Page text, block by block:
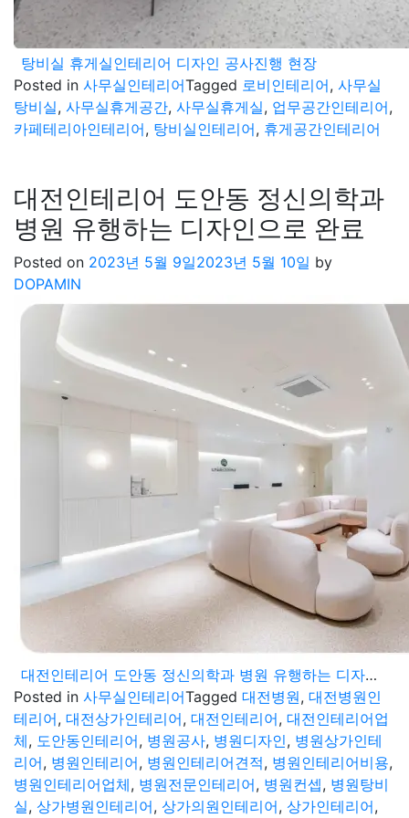
탕비실 휴게실인테리어 디자인 공사진행 현장
Posted in 사무실인테리어Tagged 로비인테리어, 사무실
탕비실, 사무실휴게공간, 사무실휴게실, 업무공간인테리어,
카페테리아인테리어, 탕비실인테리어, 휴게공간인테리어
대전인테리어 도안동 정신의학과
병원 유행하는 디자인으로 완료
Posted on 2023년 5월 9일2023년 5월 10일 by
DOPAMIN
대전인테리어 도안동 정신의학과 병원 유행하는 디자인으로 완료
Posted in 사무실인테리어Tagged 대전병원, 대전병원인
테리어, 대전상가인테리어, 대전인테리어, 대전인테리어업
체, 도안동인테리어, 병원공사, 병원디자인, 병원상가인테
리어, 병원인테리어, 병원인테리어견적, 병원인테리어비용,
병원인테리어업체, 병원전문인테리어, 병원컨셉, 병원탕비
실, 상가병원인테리어, 상가의원인테리어, 상가인테리어,